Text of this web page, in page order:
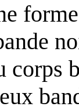
corps